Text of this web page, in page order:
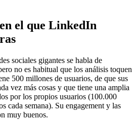
el que LinkedIn
sociales gigantes se habla de
no es habitual que los análisis toquen
500 millones de usuarios, de que sus
vez más cosas y que tiene una amplia
por los propios usuarios (100.000
cada semana). Su engagement y las
muy buenos.